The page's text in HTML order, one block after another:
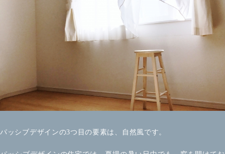
パッシブデザインの3つ目の要素は、自然風です。